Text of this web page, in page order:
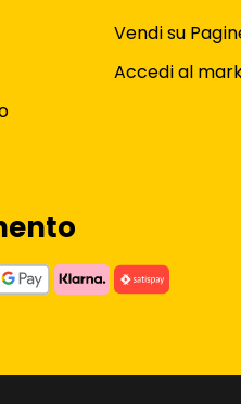
Vendi su
Accedi al